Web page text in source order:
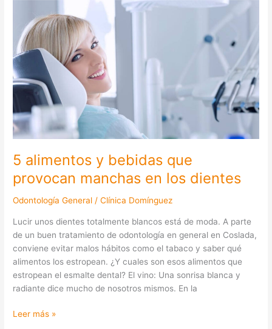
5 alimentos y bebidas que
provocan manchas en los dientes
Odontología General /Clínica Domínguez
Lucir unos dientes totalmente blancos está de moda. A parte
de un buen tratamiento de odontología en general en Coslada,
conviene evitar malos hábitos como el tabaco y saber qué
alimentos los estropean. ¿Y cuales son esos alimentos que
estropean el esmalte dental? El vino: Una sonrisa blanca y
radiante dice mucho de nosotros mismos. En la
alimentos
bebidas
que
provocan
manchas
los
dientes
Leer más »